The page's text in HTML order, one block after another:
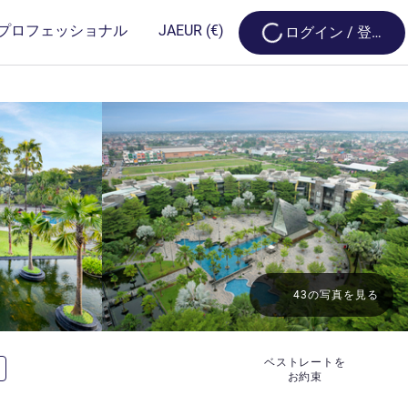
ロフェッショナル JAEUR (€) Loading...
ログイン / 登録
ベストレートを
お約束
43の写真を見る